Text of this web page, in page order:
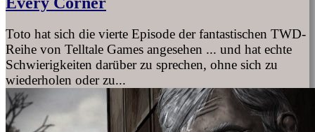
Toto hat sich die vierte Episode der fantastischen TWD-
Reihe von Telltale Games angesehen ... und hat echte
Schwierigkeiten darüber zu sprechen, ohne sich zu
wiederholen oder zu...